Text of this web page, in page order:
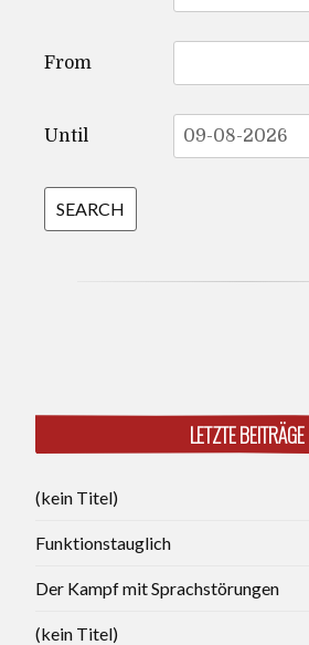
From
Until
LETZTE BEITRÄGE
(kein Titel)
Funktionstauglich
Der Kampf mit Sprachstörungen
(kein Titel)